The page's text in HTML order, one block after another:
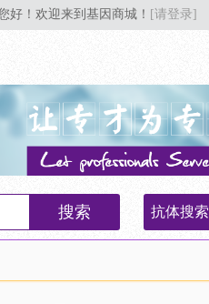
好！欢迎来到基因商城！ [请登录]
搜索 抗体搜索